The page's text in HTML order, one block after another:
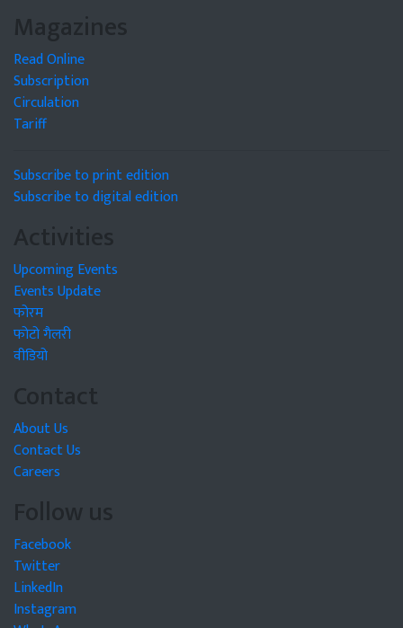
Magazines
Read Online
Subscription
Circulation
Tariff
Subscribe to print edition
Subscribe to digital edition
Activities
Upcoming Events
Events Update
फोरम
फोटो गैलरी
वीडियो
Contact
About Us
Contact Us
Careers
Follow us
Facebook
Twitter
LinkedIn
Instagram